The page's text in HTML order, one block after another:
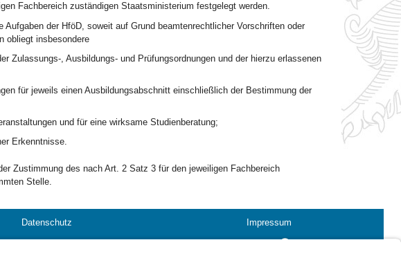
Fachbereich zuständigen Staatsministerium festgelegt werden.
der HföD, soweit auf Grund beamtenrechtlicher Vorschriften oder
obliegt insbesondere
Zulassungs-, Ausbildungs- und Prüfungsordnungen und der hierzu erlassenen
für jeweils einen Ausbildungsabschnitt einschließlich der Bestimmung der
und für eine wirksame Studienberatung;
Erkenntnisse.
Zustimmung des nach Art. 2 Satz 3 für den jeweiligen Fachbereich
Stelle.
Datenschutz
Impressum
Kontrastwechsel